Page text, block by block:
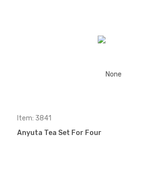
Item: 3841
Anyuta Tea Set For Four